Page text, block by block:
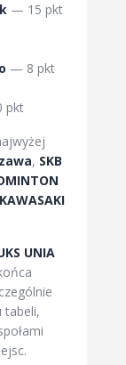
— 15 pkt
— 8 pkt
pkt
, SKB
UNIA
tabeli,